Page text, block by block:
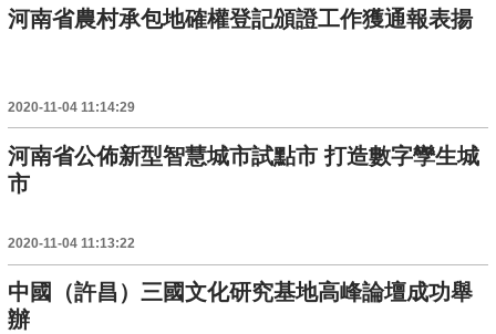
河南省農村承包地確權登記頒證工作獲通報表揚
2020-11-04 11:14:29
河南省公佈新型智慧城市試點市 打造數字孿生城
市
2020-11-04 11:13:22
中國（許昌）三國文化研究基地高峰論壇成功舉
辦